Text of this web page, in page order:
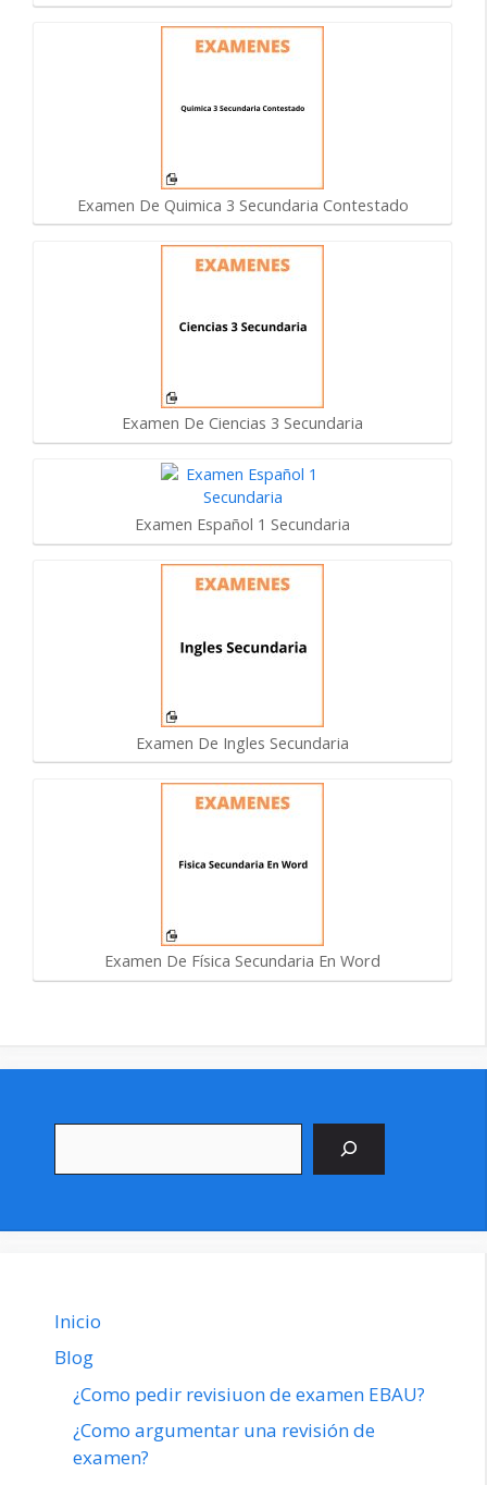
Examen De Quimica 3 Secundaria Contestado
Examen De Ciencias 3 Secundaria
Examen Español 1 Secundaria
Examen De Ingles Secundaria
Examen De Física Secundaria En Word
Inicio
Blog
¿Como pedir revisiuon de examen EBAU?
¿Como argumentar una revisión de
examen?